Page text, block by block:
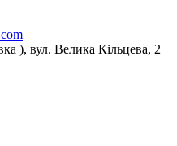
), вул. Велика Кільцева, 2